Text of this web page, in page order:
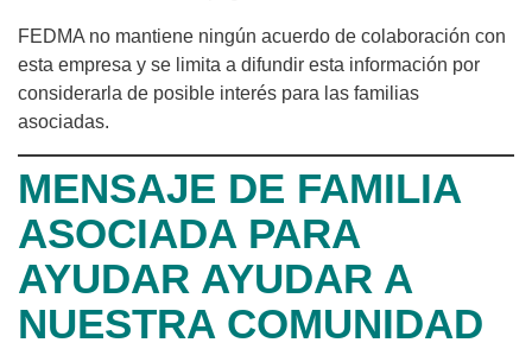
FEDMA no mantiene ningún acuerdo de colaboración con
esta empresa y se limita a difundir esta información por
considerarla de posible interés para las familias
asociadas.
MENSAJE DE FAMILIA
ASOCIADA PARA
AYUDAR AYUDAR A
NUESTRA COMUNIDAD